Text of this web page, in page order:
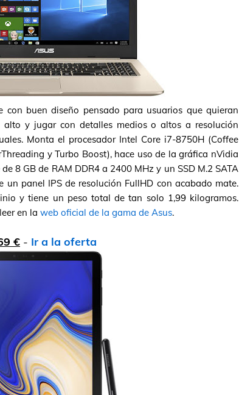
con buen diseño pensado para usuarios que quieran
y jugar con detalles medios o altos a resolución
Monta el procesador Intel Core i7-8750H (Coffee
y Turbo Boost), hace uso de la gráfica nVidia
8 GB de RAM DDR4 a 2400 MHz y un SSD M.2 SATA
un panel IPS de resolución FullHD con acabado mate.
y tiene un peso total de tan solo 1,99 kilogramos.
en la web oficial de la gama de Asus.
€ - Ir a la oferta